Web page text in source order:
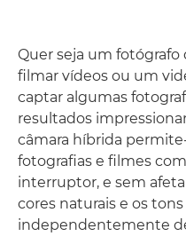
Quer seja um
filmar vídeos ou um
captar algumas
resultados
câmara híbrida
fotografias e filmes
interruptor, e sem
cores naturais e os tons
independentemente